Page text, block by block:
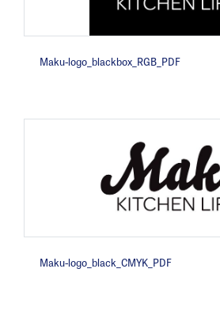
Maku-logo_blackbox_RGB_PDF
Maku-logo_black_CMYK_PDF